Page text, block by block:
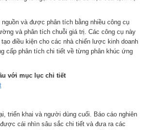
và được phân tích bằng nhiều công cụ
và phân tích chuỗi giá trị. Các công cụ này
điều kiện cho các nhà chiến lược kinh doanh
cấp phân tích chi tiết về từng phân khúc ứng
với mục lục chi tiết
triển khai và người dùng cuối. Báo cáo nghiên
cái nhìn sâu sắc chi tiết và đưa ra các